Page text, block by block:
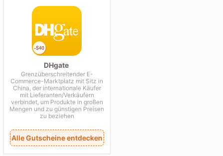
DHgate
Grenzüberschreitender E-
Commerce-Marktplatz mit Sitz in
China, der internationale Käufer
mit Lieferanten/Verkäufern
verbindet, um Produkte in großen
Mengen und zu günstigen Preisen
zu beziehen
Alle Gutscheine entdecken